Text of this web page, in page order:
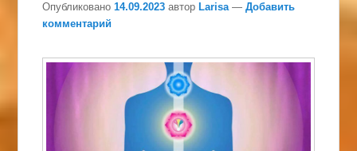
Опубликовано14.09.2023 автор Larisa —Добавить
комментарий